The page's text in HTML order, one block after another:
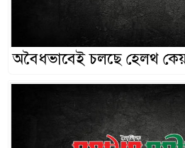
অবৈধভাবেই চলছে হেলথ